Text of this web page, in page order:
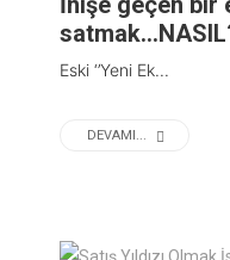
Eski ‘’Yeni Ek...
DEVAMI...